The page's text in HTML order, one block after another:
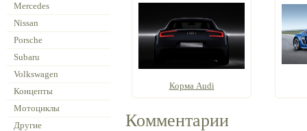
Mercedes
Nissan
Porsche
Subaru
Volkswagen
Концепты
Мотоциклы
Другие
Корма Audi
Комментарии